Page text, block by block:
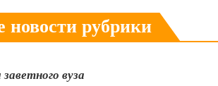
новости рубрики
вуза